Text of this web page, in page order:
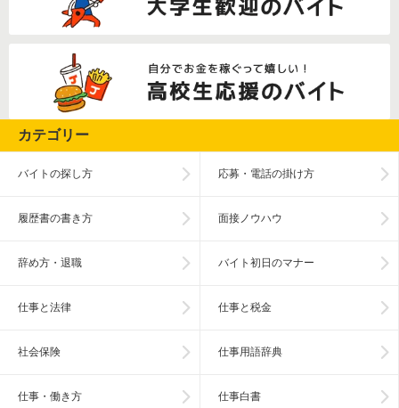
カテゴリー
バイトの探し方 応募・電話の掛け方
履歴書の書き方 面接ノウハウ
辞め方・退職 バイト初日のマナー
仕事と法律 仕事と税金
社会保険 仕事用語辞典
仕事・働き方 仕事白書